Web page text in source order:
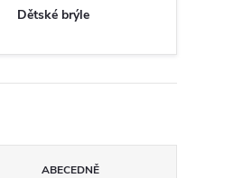
Dětské brýle
ABECEDNĚ